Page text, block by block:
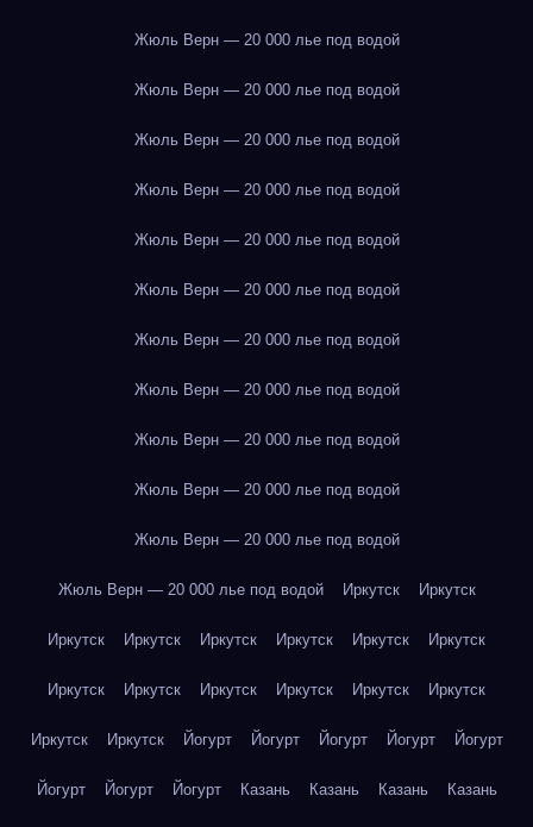
Жюль Верн — 20 000 лье под водой
Жюль Верн — 20 000 лье под водой
Жюль Верн — 20 000 лье под водой
Жюль Верн — 20 000 лье под водой
Жюль Верн — 20 000 лье под водой
Жюль Верн — 20 000 лье под водой
Жюль Верн — 20 000 лье под водой
Жюль Верн — 20 000 лье под водой
Жюль Верн — 20 000 лье под водой
Жюль Верн — 20 000 лье под водой
Жюль Верн — 20 000 лье под водой
Жюль Верн — 20 000 лье под водой Иркутск Иркутск
Иркутск Иркутск Иркутск Иркутск Иркутск Иркутск
Иркутск Иркутск Иркутск Иркутск Иркутск Иркутск
Иркутск Иркутск Йогурт Йогурт Йогурт Йогурт Йогурт
Йогурт Йогурт Йогурт Казань Казань Казань Казань